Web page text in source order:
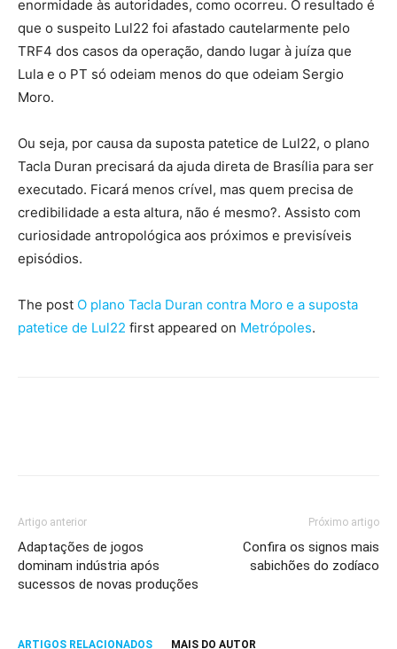
enormidade às autoridades, como ocorreu. O resultado é
que o suspeito Lul22 foi afastado cautelarmente pelo
TRF4 dos casos da operação, dando lugar à juíza que
Lula e o PT só odeiam menos do que odeiam Sergio
Moro.
Ou seja, por causa da suposta patetice de Lul22, o plano
Tacla Duran precisará da ajuda direta de Brasília para ser
executado. Ficará menos crível, mas quem precisa de
credibilidade a esta altura, não é mesmo?. Assisto com
curiosidade antropológica aos próximos e previsíveis
episódios.
The post O plano Tacla Duran contra Moro e a suposta
patetice de Lul22 first appeared on Metrópoles.
Artigo anterior
Adaptações de jogos
dominam indústria após
sucessos de novas produções
Próximo artigo
Confira os signos mais
sabichões do zodíaco
ARTIGOS RELACIONADOS MAIS DO AUTOR